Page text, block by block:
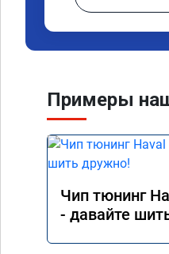
Примеры
Чип тюнинг
- давайте